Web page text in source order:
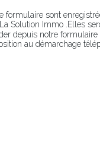
formulaire sont
Solution Immo .Elles
depuis notre
au démarchage